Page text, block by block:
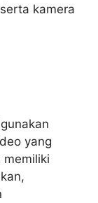
kamera
yang
memiliki